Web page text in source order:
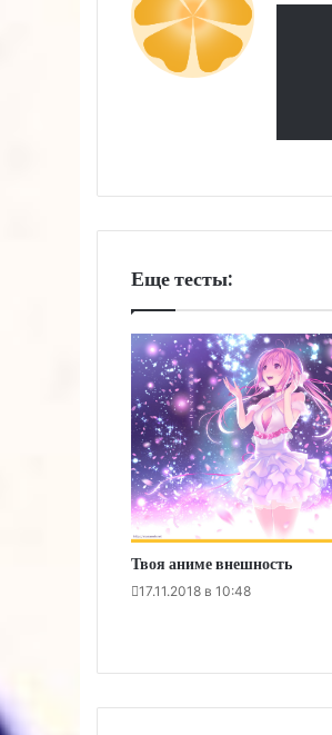
Еще тесты:
Твоя аниме внешность
17.11.2018 в 10:48